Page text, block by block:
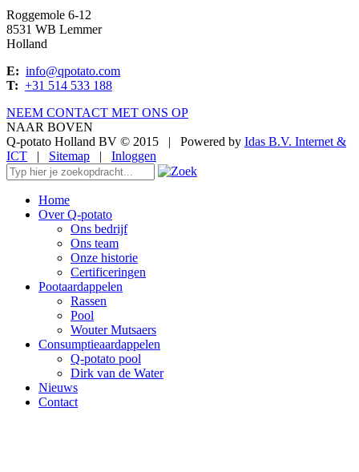
Roggemole 6-12
8531 WB Lemmer
Holland
E: info@qpotato.com
T: +31 514 533 188
NEEM CONTACT MET ONS OP
NAAR BOVEN
Q-potato Holland BV © 2015 | Powered by Idas B.V. Internet &
ICT
| Sitemap | Inloggen
Home
Over Q-potato
Ons bedrijf
Ons team
Onze historie
Certificeringen
Pootaardappelen
Rassen
Pool
Wouter Mutsaers
Consumptieaardappelen
Q-potato pool
Dirk van de Water
Nieuws
Contact